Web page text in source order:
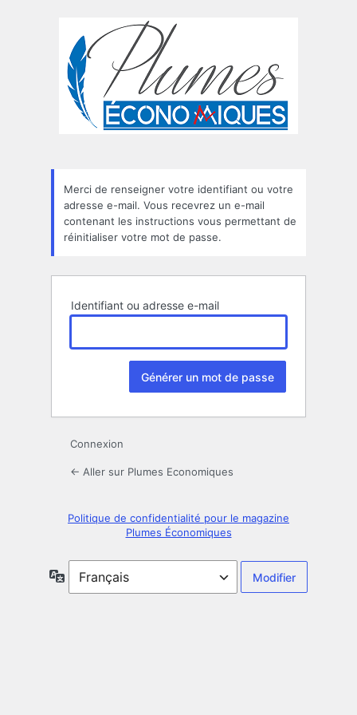
Merci de renseigner votre identifiant ou votre
adresse e-mail. Vous recevrez un e-mail
contenant les instructions vous permettant de
réinitialiser votre mot de passe.
Identifiant ou adresse e-mail
Connexion
← Aller sur Plumes Economiques
Politique de confidentialité pour le magazine
Plumes Économiques
Langue